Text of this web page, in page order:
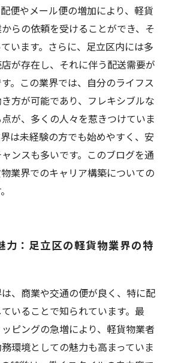
便やメール便の増加により、軽貨
らの依頼を受けることができ、そ
います。さらに、足立区内には多
が存在し、それに伴う配送需要が
。この業界では、自分のライフス
方が可能であり、フレキシブルな
が、多くの人々を惹きつけていま
は未経験の方でも始めやすく、安
ンスも多いです。このブログを通
業界でのキャリア構築についての
力：足立区の軽貨物業界の特
、商業や交通の便が良く、特に配
いることで知られています。最
ピングの急増により、軽貨物業者
環境としての魅力も高まっていま